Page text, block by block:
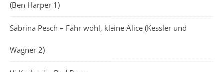
(Ben Harper 1)
Sabrina Pesch – Fahr wohl, kleine Alice (Kessler und
Wagner 2)